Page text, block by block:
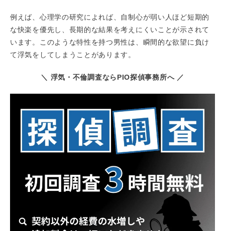
例えば、心理学の研究によれば、自制心が弱い人ほど短期的
な快楽を優先し、長期的な結果を考えにくいことが示されて
います。このような特性を持つ男性は、瞬間的な欲望に負け
て浮気をしてしまうことがあります。
＼ 浮気・不倫調査ならPIO探偵事務所へ ／